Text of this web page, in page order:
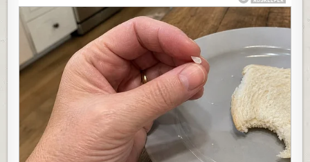
KOJU
JE
SMRT
OŽENIO
I
NJENIM
NASLEDNICIMA